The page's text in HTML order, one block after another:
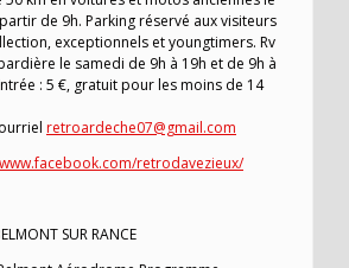
de 9h. Parking réservé aux visiteurs
exceptionnels et youngtimers. Rv
le samedi de 9h à 19h et de 9h à
: 5 €, gratuit pour les moins de 14
retroardeche07@gmail.com
retrodavezieux/
SUR RANCE